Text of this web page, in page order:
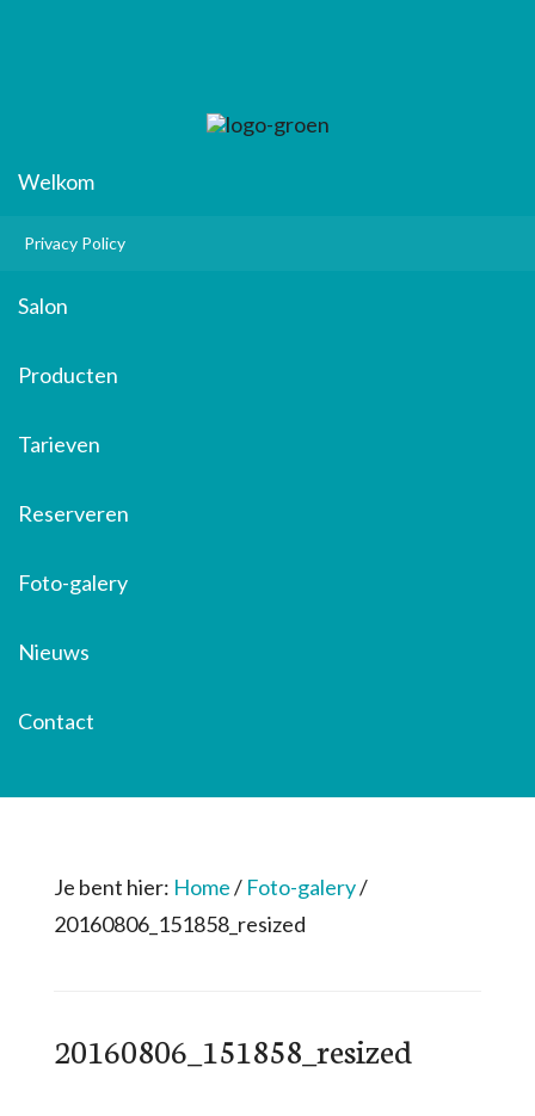
Welkom
Privacy Policy
Salon
Producten
Tarieven
Reserveren
Foto-galery
Nieuws
Contact
Je bent hier: Home/ Foto-galery/
20160806_151858_resized
20160806_151858_resized